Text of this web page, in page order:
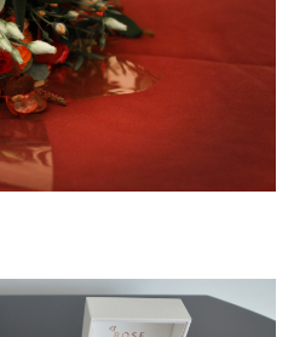
prix
sauf le Grand Prix
Lauréat du Concours
irrévocables et sans appel.